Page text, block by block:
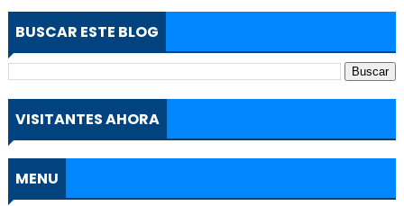
BUSCAR ESTE BLOG
VISITANTES AHORA
MENU